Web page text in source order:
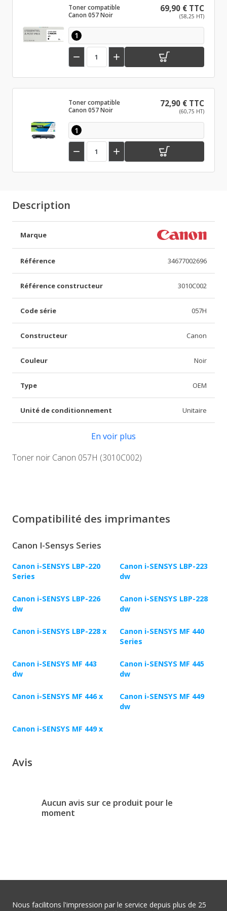
Toner compatible
Canon 057 Noir
69,90 € TTC
(58,25 HT)
1
 
Toner compatible
Canon 057 Noir
72,90 € TTC
(60,75 HT)
1
 
Description
Marque
Référence 34677002696
Référence constructeur 3010C002
Code série 057H
Constructeur Canon
Couleur Noir
Type OEM
Unité de conditionnement Unitaire
En voir plus
Toner noir Canon 057H (3010C002)
Compatibilité des imprimantes
Canon I-Sensys Series
Canon i-SENSYS LBP-220
Series
Canon i-SENSYS LBP-223
dw
Canon i-SENSYS LBP-226
dw
Canon i-SENSYS LBP-228
dw
Canon i-SENSYS LBP-228 x
Canon i-SENSYS MF 440
Series
Canon i-SENSYS MF 443
dw
Canon i-SENSYS MF 445
dw
Canon i-SENSYS MF 446 x
Canon i-SENSYS MF 449
dw
Canon i-SENSYS MF 449 x
Avis
Aucun avis sur ce produit pour le
moment
Nous facilitons l'impression par le service depuis plus de 25